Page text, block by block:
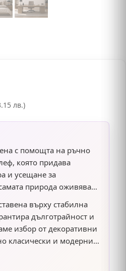
лв.)
с помощта на ръчно
която придава
и усещане за
природа оживява
върху стабилна
дълготрайност и
избор от декоративни
класически и модерни
елегантността и
Добавете този